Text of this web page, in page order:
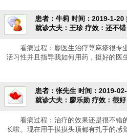
患者：牛莉 时间：2019-1-20
就诊大夫：王珍 疗效：还不错
看病过程：廖医生治疗荨麻疹很专
活习性并且指导我如何用药，挺好的医生
患者：张先生 时间：2019-
就诊大夫：廖乐勋 疗效：很好
看病过程：治疗的效果还是很不错
长啦。现在用手摸摸头顶都有扎手的感